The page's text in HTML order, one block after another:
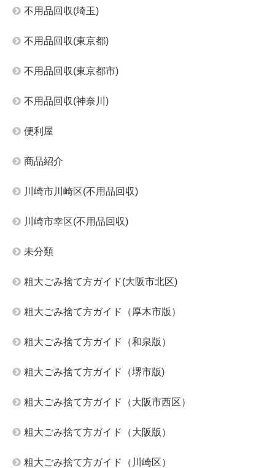
不用品回収(埼玉)
不用品回収(東京都)
不用品回収(東京都市)
不用品回収(神奈川)
便利屋
商品紹介
川崎市川崎区(不用品回収)
川崎市幸区(不用品回収)
未分類
粗大ごみ捨て方ガイド(大阪市北区)
粗大ごみ捨て方ガイド（厚木市版）
粗大ごみ捨て方ガイド（和泉版）
粗大ごみ捨て方ガイド（堺市版)
粗大ごみ捨て方ガイド（大阪市西区）
粗大ごみ捨て方ガイド（大阪版）
粗大ごみ捨て方ガイド（川崎区）